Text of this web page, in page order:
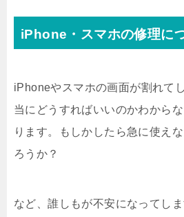
iPhone・スマホの修理に
iPhoneやスマホの画面が割れて
当にどうすればいいのかわから
ります。もしかしたら急に使え
ろうか？
など、誰しもが不安になってし